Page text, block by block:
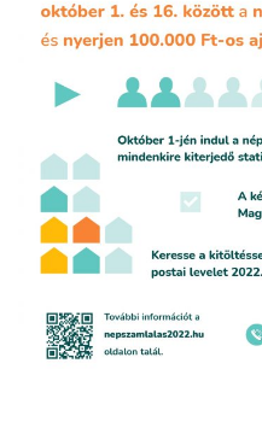
ÉV
VAGYONNYILATKOZATA –